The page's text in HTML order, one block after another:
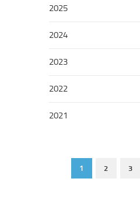
2025
2024
2023
2022
2021
1 2 3